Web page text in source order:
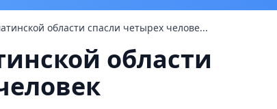
области спасли четырех челове...
области